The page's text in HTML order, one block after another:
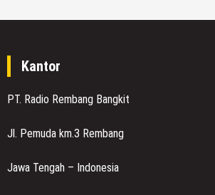
Kantor
PT. Radio Rembang Bangkit
Jl. Pemuda km.3 Rembang
Jawa Tengah – Indonesia